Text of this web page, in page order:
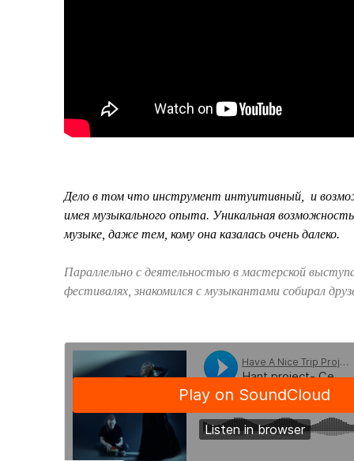
Дело в том что инструмент интуитивный, и
имея музыкального опыта. Уникальная возможность
музыке, даже тем, кому она казалась очень далеко.
Параллельно с деятельностью в мастерской
фестивалях, знакомился с музыкантами собирал